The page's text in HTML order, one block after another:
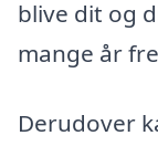
blive dit og
mange år
Derudover